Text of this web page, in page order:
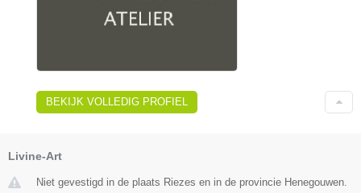
BEKIJK VOLLEDIG PROFIEL
Livine-Art
Niet gevestigd in de plaats Riezes en in de provincie Henegouwen.